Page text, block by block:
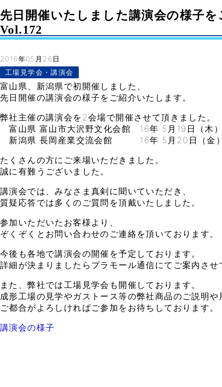
先日開催いたしました講演会の様子
Vol.172
2016年05月26日
工場見学会・講演会
富山県、新潟県で初開催しました、
先日開催の講演会の様子をご紹介いたします。
弊社主催の講演会を2会場で開催させて頂きました。
富山県 富山市大沢野文化会館 16年 5月19日（木
新潟県 長岡産業交流会館 16年 5月20日（金
たくさんの方にご来場いただきました。
誠に有難うございました。
講演会では、みなさま真剣に聞いていただき、
質疑応答では多くのご質問を頂戴いたしました。
参加いただいたお客様より、
ぞくぞくとお問い合わせのご連絡を頂いております。
今後も各地で講演会の開催を予定しております。
詳細が決まりましたらプラモール通信にてご案内させ
また、弊社では工場見学会も開催しております。
成形工場の見学やガストース等の弊社商品のご説明
ご都合がよろしければご参加をお待ちしております。
講演会の様子